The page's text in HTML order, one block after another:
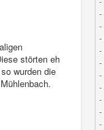
störten eh
wurden die
-
-
-
-
-
-
-
-
-
-